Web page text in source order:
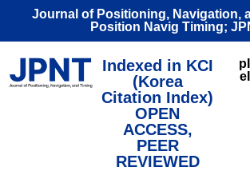
Journal of Positioning, Navigation,
Position Navig Timing;
Indexed in KCI
(Korea
Citation Index)
OPEN
ACCESS,
PEER
REVIEWED